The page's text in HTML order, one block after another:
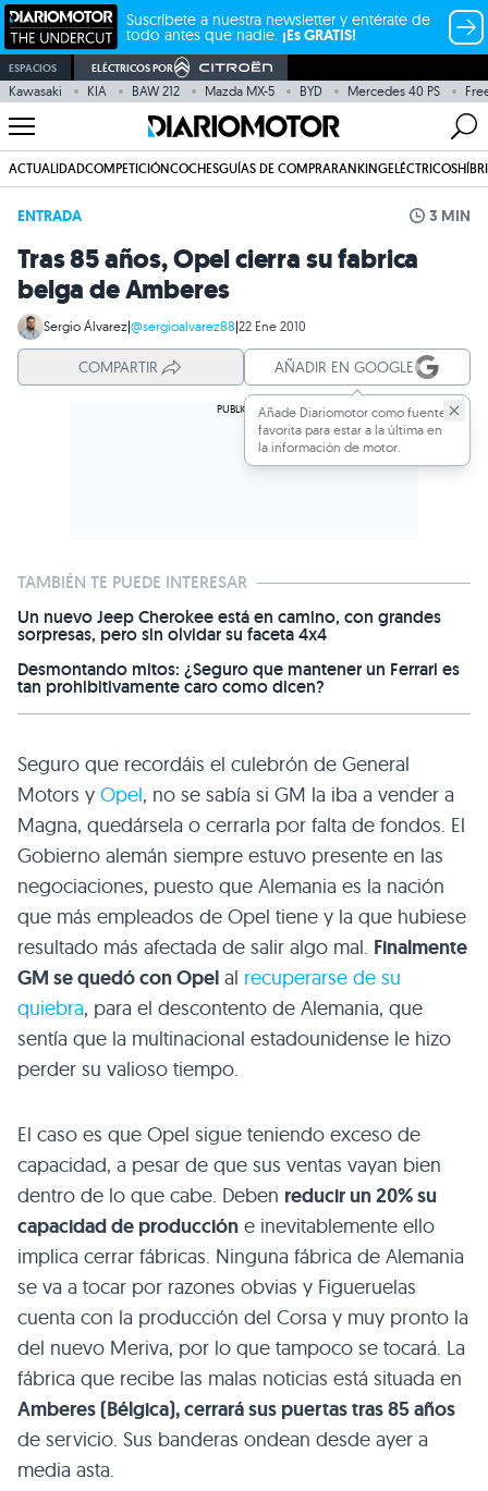
Suscríbete a nuestra newsletter y entérate de
todo antes que nadie. ¡Es GRATIS!
ESPACIOS ELÉCTRICOS POR
Kawasaki KIA BAW 212 Mazda MX-5 BYD Mercedes 40 PS
ACTUALIDADCOMPETICIÓNCOCHESGUÍAS DE COMPRARANKINGELÉCTRICOS
ENTRADA 3 MIN
Tras 85 años, Opel cierra su fabrica
belga de Amberes
Sergio Álvarez|@sergioalvarez88|22 Ene 2010
COMPARTIR AÑADIR EN GOOGLE
Añade Diariomotor como fuente
favorita para estar a la última en
la información de motor.
TAMBIÉN TE PUEDE INTERESAR
Un nuevo Jeep Cherokee está en camino, con grandes
sorpresas, pero sin olvidar su faceta 4x4
Desmontando mitos: ¿Seguro que mantener un Ferrari es
tan prohibitivamente caro como dicen?
Seguro que recordáis el culebrón de General
Motors y Opel, no se sabía si GM la iba a vender a
Magna, quedársela o cerrarla por falta de fondos. El
Gobierno alemán siempre estuvo presente en las
negociaciones, puesto que Alemania es la nación
que más empleados de Opel tiene y la que hubiese
resultado más afectada de salir algo mal. Finalmente
GM se quedó con Opel al recuperarse de su
quiebra, para el descontento de Alemania, que
sentía que la multinacional estadounidense le hizo
perder su valioso tiempo.
El caso es que Opel sigue teniendo exceso de
capacidad, a pesar de que sus ventas vayan bien
dentro de lo que cabe. Deben reducir un 20% su
capacidad de producción e inevitablemente ello
implica cerrar fábricas. Ninguna fábrica de Alemania
se va a tocar por razones obvias y Figueruelas
cuenta con la producción del Corsa y muy pronto la
del nuevo Meriva, por lo que tampoco se tocará. La
fábrica que recibe las malas noticias está situada en
Amberes (Bélgica), cerrará sus puertas tras 85 años
de servicio. Sus banderas ondean desde ayer a
media asta.